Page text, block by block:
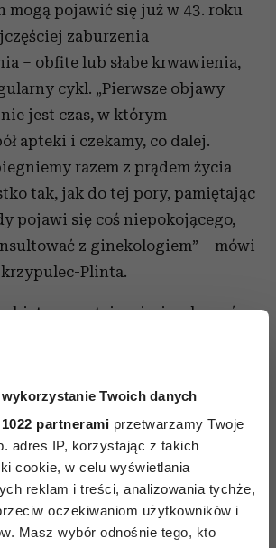
Twoich danych
partnerami przetwarzamy Twoje
adres IP, korzystając z takich
cookie, w celu wyświetlania
reklam i treści, analizowania tychże,
oczekiwaniom użytkowników i
Masz wybór odnośnie tego, kto
mogą pojawić się już w 43. roku
zaburzenia
– obfite lub słabe krwawienia,
cykl. „Pierwsze objawy
jest czas, w którym
apteki i czekamy, co dalej.
razem z prądem życia
tak, jak do tej pory, pamiętając
pojawi się coś niepokojącego,
z ginekologiem” – mówi
Plinta.
przestają mięsiączkować
Wówczas wizyta
W okresie menopauzy
czynność jajników
produkcja estrogenów, czyli
(zalicza się do niej estron,
które według prof. Violetty
są najważniejszymi